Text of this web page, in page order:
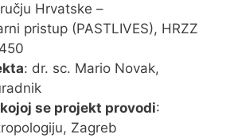
Hrvatske –
pristup (PASTLIVES), HRZZ
: dr. sc. Mario Novak,
se projekt provodi:
Zagreb